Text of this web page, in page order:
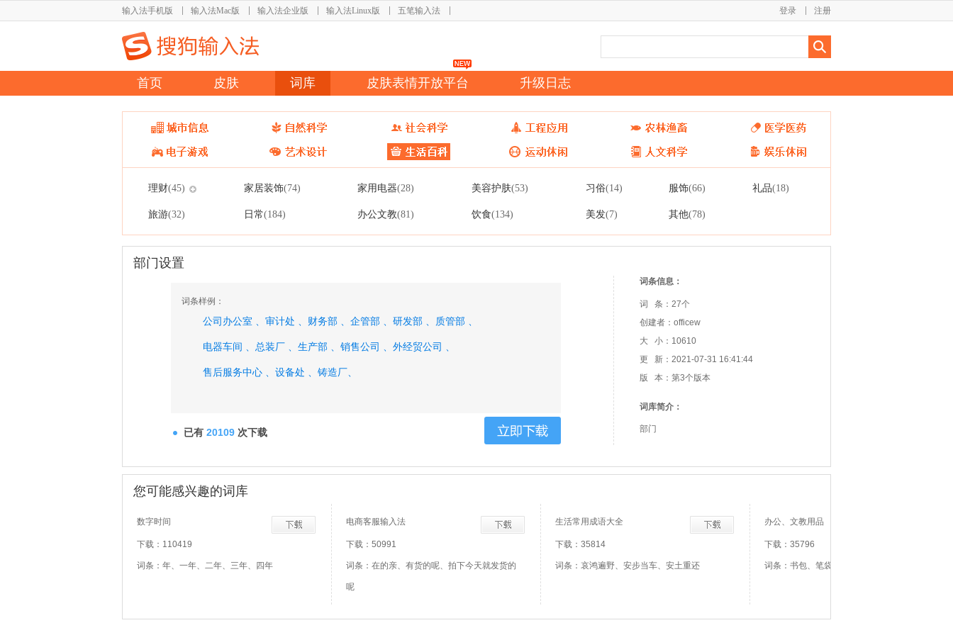
输入法手机版 输入法Mac版 输入法企业版 输入法Linux版 五笔输入法 注册
登录
首页 皮肤 词库 皮肤表情开放平台 升级日志
理财(45) 家居装饰(74) 家用电器(28) 美容护肤(53) 习俗(14) 服饰(66) 礼品(18)
旅游(32) 日常(184) 办公文教(81) 饮食(134) 美发(7) 其他(78)
部门设置
词条样例：
公司办公室 、 审计处 、 财务部 、 企管部 、 研发部 、 质管部 、
电器车间 、 总装厂 、 生产部 、 销售公司 、 外经贸公司 、
售后服务中心 、 设备处 、 铸造厂、
已有 20109 次下载
词条信息：
词 条：27个
创建者：officew
大 小：10610
更 新：2021-07-31 16:41:44
版 本：第3个版本
词库简介：
部门
您可能感兴趣的词库
数字时间
下载：110419
词条：年、一年、二年、三年、四年
电商客服输入法
下载：50991
词条：在的亲、有货的呢、拍下今天就发货的
呢
生活常用成语大全
下载：35814
词条：哀鸿遍野、安步当车、安土重还
办公、文教用品
下载：35796
词条：书包、笔袋、笔架、墨砚、墨水